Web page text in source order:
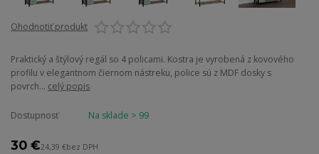
Ohodnotiť produkt
Praktický a štýlový regál so 4 policami. Kostra je vyrobená z kovového
profilu v elegantnom čiernom nástreku, police sú z MDF dosky s
povrch... celý popis
Dostupnosť Na sklade > 99
30 €24,39 €bez DPH